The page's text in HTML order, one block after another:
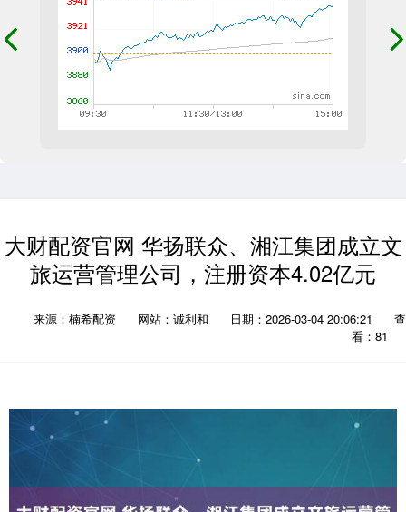
大财配资官网 华扬联众、湘江集团成立文
旅运营管理公司，注册资本4.02亿元
来源：楠希配资 网站：诚利和 日期：2026-03-04 20:06:21
查
看：81